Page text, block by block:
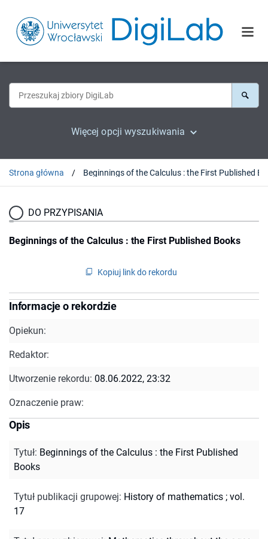
Więcej opcji wyszukiwania
Strona główna
DO PRZYPISANIA
Beginnings of the Calculus : the First Published Books
Kopiuj link do rekordu
Informacje o rekordzie
Opiekun:
Redaktor:
Utworzenie rekordu: 08.06.2022, 23:32
Oznaczenie praw:
Opis
Tytuł: Beginnings of the Calculus : the First Published
Books
Tytuł publikacji grupowej: History of mathematics ; vol.
17